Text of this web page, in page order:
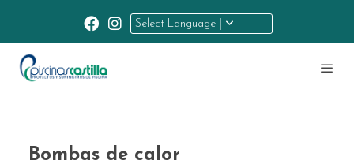
Select Language
Bombas de calor